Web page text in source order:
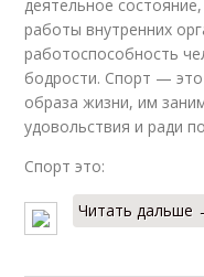
деятельное
работы внутренних
работоспособность
бодрости. Спорт —
образа жизни, им
удовольствия и ради
Спорт это:
Читать дальше